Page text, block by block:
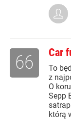
Car
To
z
O
Sepp
którą
66